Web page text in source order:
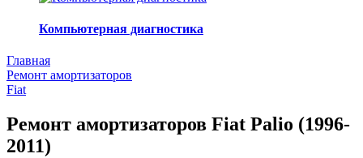
Компьютерная диагностика
Главная
Ремонт амортизаторов
Fiat
Ремонт амортизаторов Fiat Palio (1996-
2011)